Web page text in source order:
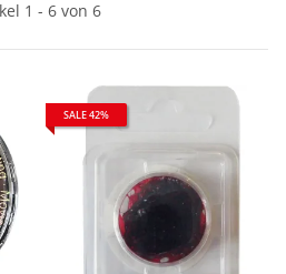
1 - 6 von 6
SALE 42%